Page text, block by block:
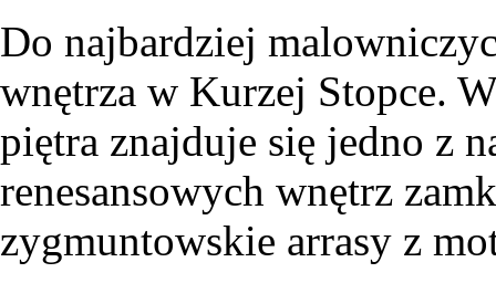
Do najbardziej
wnętrza w Kurzej Stopce.
piętra znajduje się jedno z
renesansowych wnętrz
zygmuntowskie arrasy z